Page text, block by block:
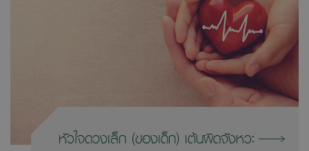
หัวใจดวงเล็ก (ของเด็ก) เต้นผิดจังหวะ